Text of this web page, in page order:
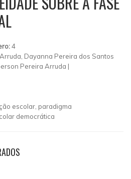
4
Dayanna Pereira dos Santos
Pereira Arruda |
escolar, paradigma
democrática